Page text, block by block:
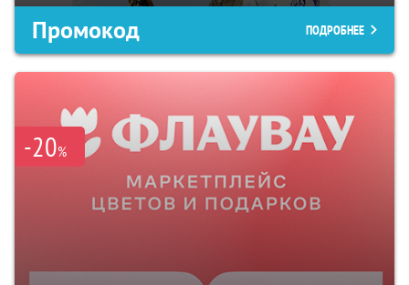
Промокод ПОДРОБНЕЕ
-20%